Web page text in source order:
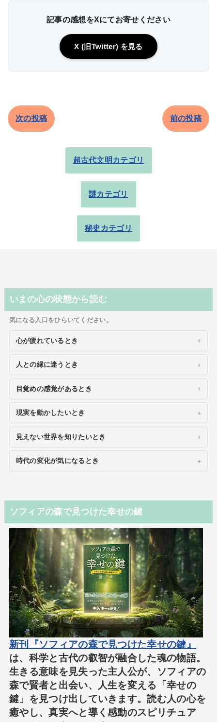
記事の感想をXにてお寄せください
X (旧Twitter) を見る
次の投稿 前の投稿
超古代文明カテゴリ
謎カテゴリ
秘史カテゴリ
いまの心の状態から読む
気になる入口をひらいてください。
心が疲れているとき
人との縁に迷うとき
目覚めの感覚があるとき
現実を動かしたいとき
見えない世界を知りたいとき
時代の変化が気になるとき
ソフィアの森で見つけた幸せの鍵
新刊『ソフィアの森で見つけた幸せの鍵』
は、科学と古代の叡智が融合した魂の物語。
生きる意味を見失った主人公が、ソフィアの
森で賢者と出会い、人生を変える「幸せの
鍵」を見つけ出していきます。読む人の心を
癒やし、真実へと導く感動のスピリチュア